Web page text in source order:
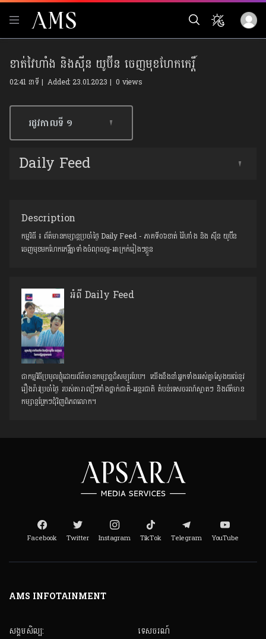
ខាត់វៃហាំង និងស៊ីន យូប៊ីន ចេញមុខហែកកេរ្តិ៍
02:41 នាទី | Added: 23.01.2023 |0 views
Description
កម្មវិធី​ ៖ ព័ត៌មានកម្សាន្ដប្រចាំថ្ងៃ Daily Feed - ភាគទី០៦ខាត់ វ៉ៃហាំង និង ស៊ីន យូប៊ីន
ចេញមុខមកហែកកេរ្តិ៍គ្នាទាំងចំណុចល្អ-អាក្រក់រៀងៗខ្លួន
អំពី Daily Feed
ជាកម្មវិធីប្រមូលផ្ដុំដោយព័ត៌មានកម្សាន្តដ៏សម្បូរបែប។ យើងនឹងនាំអ្នកទាំងអស់គ្នាស្វែងយល់នូវ
រឿងរ៉ាវប្រចាំថ្ងៃ របស់តារាល្បីៗទាំងថ្នាក់ជាតិ-អន្តរជាតិ តំបន់ទេសចរណ៍ស្អាតៗ និង​ព័ត៌មាន
កម្សាន្តប្លែកៗជុំវិញពិភពលោក។
រដូវកាលទី​ ១
Daily Feed
Facebook Twitter Instagram TikTok Telegram YouTube
AMS INFOTAINMENT
សង្គមសិល្ប:
ទេសចរណ៍